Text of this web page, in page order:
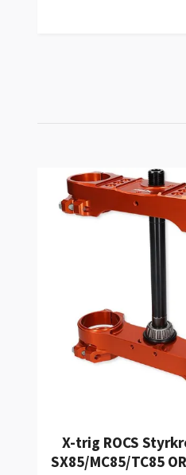
X-trig ROCS
SX85/MC85/TC85